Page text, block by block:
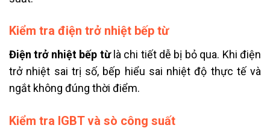
Kiểm tra điện trở nhiệt bếp từ
Điện trở nhiệt bếp từlà chi tiết dễ bị bỏ qua. Khi điện
trở nhiệt sai trị số, bếp hiểu sai nhiệt độ thực tế và
ngắt không đúng thời điểm.
Kiểm tra IGBT và sò công suất